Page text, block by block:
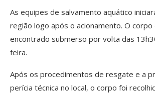
As equipes de salvamento aquático
região logo após o acionamento. O corpo
encontrado submerso por volta das
feira.
Após os procedimentos de resgate e a
perícia técnica no local, o corpo foi